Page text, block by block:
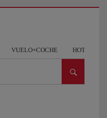
VUELO+COCHE HOTEL